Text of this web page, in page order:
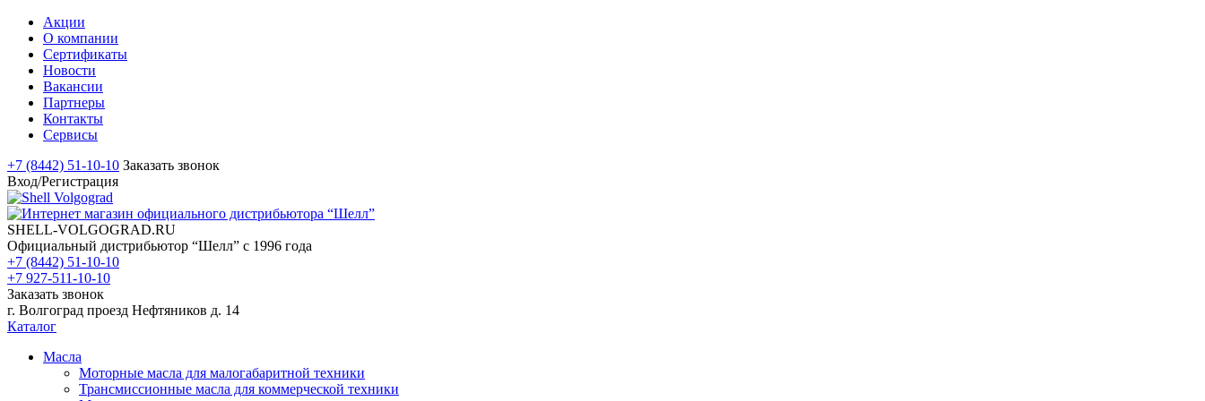
Акции
О компании
Сертификаты
Новости
Вакансии
Партнеры
Контакты
Сервисы
+7 (8442) 51-10-10 Заказать звонок
Вход/Регистрация
SHELL-VOLGOGRAD.RU
Официальный дистрибьютор “Шелл” с 1996 года
+7 (8442) 51-10-10
+7 927-511-10-10
Заказать звонок
г. Волгоград проезд Нефтяников д. 14
Каталог
Масла
Моторные масла для малогабаритной техники
Трансмиссионные масла для коммерческой техники